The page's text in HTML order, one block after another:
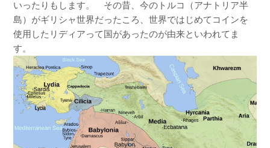
いったりもします。 その昔、今のトルコ（アナトリア半
島）がギリシャ世界だったころ、世界ではじめてコインを
使用したリディアって国があったのが由来といわれてま
す。